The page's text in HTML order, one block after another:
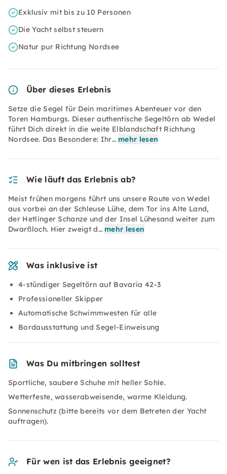
Exklusiv mit bis zu 10 Personen
Die Yacht selbst steuern
Natur pur Richtung Nordsee
Über dieses Erlebnis
Setze die Segel für Dein maritimes Abenteuer vor den
Toren Hamburgs. Dieser authentische Segeltörn ab Wedel
führt Dich direkt in die weite Elblandschaft Richtung
Nordsee. Das Besondere: Ihr… mehr lesen
Wie läuft das Erlebnis ab?
Meist frühen morgens führt uns unsere Route von Wedel
aus vorbei an der Schleuse Lühe, dem Tor ins Alte Land,
der Hetlinger Schanze und der Insel Lühesand weiter zum
Dwarßloch. Hier zweigt d… mehr lesen
Was inklusive ist
4-stündiger Segeltörn auf Bavaria 42-3
Professioneller Skipper
Automatische Schwimmwesten für alle
Bordausstattung und Segel-Einweisung
Was Du mitbringen solltest
Sportliche, saubere Schuhe mit heller Sohle.
Wetterfeste, wasserabweisende, warme Kleidung.
Sonnenschutz (bitte bereits vor dem Betreten der Yacht
auftragen).
Für wen ist das Erlebnis geeignet?